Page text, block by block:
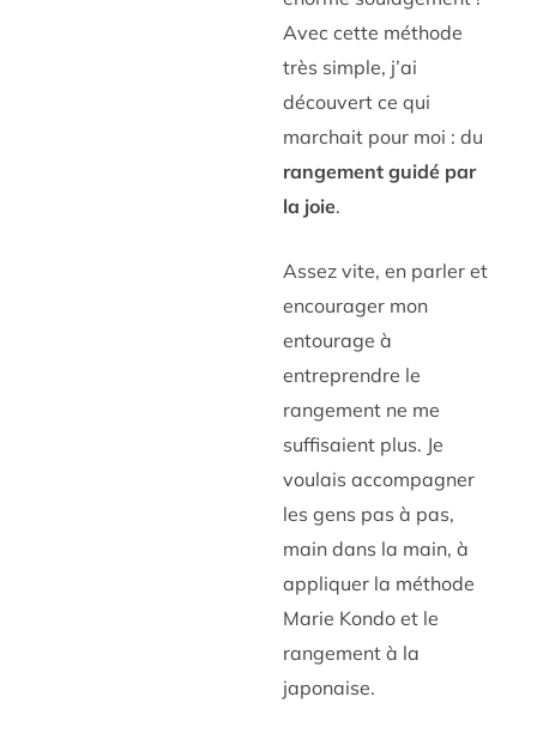
Avec cette méthode
très simple, j’ai
découvert ce qui
marchait pour moi : du
rangement guidé par
la joie.
Assez vite, en parler et
encourager mon
entourage à
entreprendre le
rangement ne me
suffisaient plus. Je
voulais accompagner
les gens pas à pas,
main dans la main, à
appliquer la méthode
Marie Kondo et le
rangement à la
japonaise.